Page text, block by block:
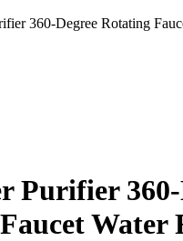
360-Degree Rotating
Purifier 360-
Water